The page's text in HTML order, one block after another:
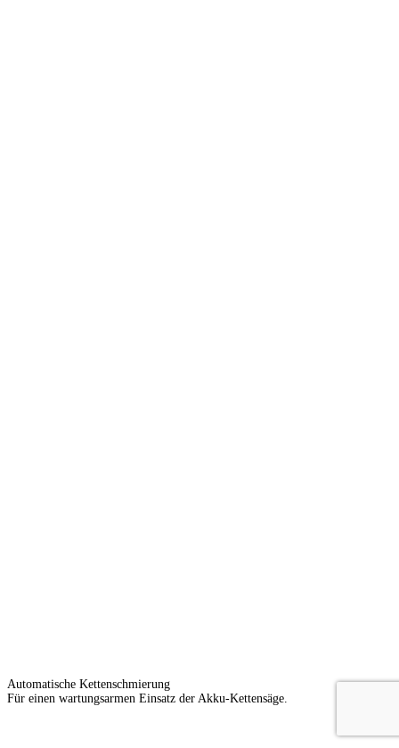
Automatische Kettenschmierung
Für einen wartungsarmen Einsatz der Akku-Kettensäge.